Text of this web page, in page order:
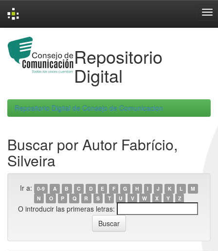
navigation
Repositorio
Digital
Repositorio Digital de Consejo de Comunicacion
Buscar por Autor Fabrício,
Silveira
Ir a: 0-9 A B C D E F G H I J K L
M
N
O P Q R S T U V W X Y Z
O introducir las primeras letras: